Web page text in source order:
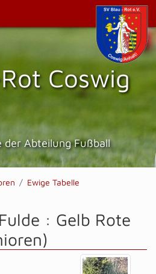
Coswig
der Abteilung Fußball
Ewige Tabelle
: Gelb Rote